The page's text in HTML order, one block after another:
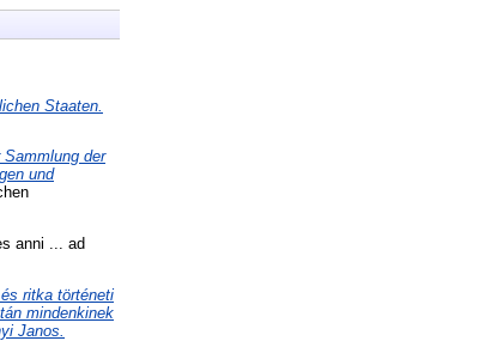
Staaten.
der
und
anni ... ad
ritka történeti
mindenkinek
Janos.